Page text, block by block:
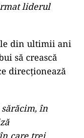
liderul
din ultimii ani
să crească
direcționează
în